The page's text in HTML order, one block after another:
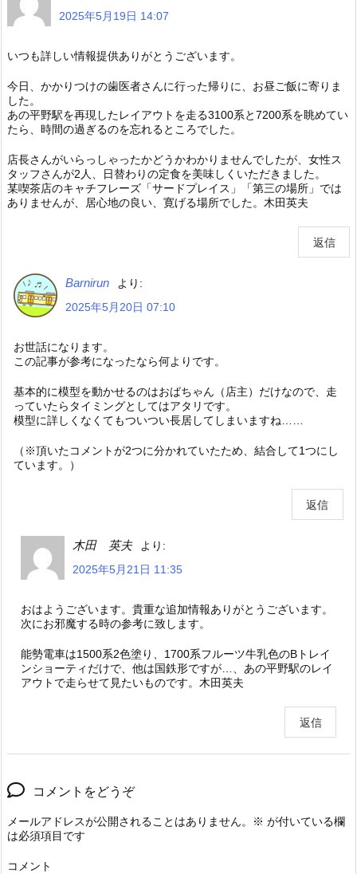
2025年5月19日 14:07
いつも詳しい情報提供ありがとうございます。
今日、かかりつけの歯医者さんに行った帰りに、お昼ご飯に寄りま
した。
あの平野駅を再現したレイアウトを走る3100系と7200系を眺めてい
たら、時間の過ぎるのを忘れるところでした。
店長さんがいらっしゃったかどうかわかりませんでしたが、女性ス
タッフさんが2人、日替わりの定食を美味しくいただきました。
某喫茶店のキャチフレーズ「サードプレイス」「第三の場所」では
ありませんが、居心地の良い、寛げる場所でした。木田英夫
返信
Barnirun
より:
2025年5月20日 07:10
お世話になります。
この記事が参考になったなら何よりです。
基本的に模型を動かせるのはおばちゃん（店主）だけなので、走
っていたらタイミングとしてはアタリです。
模型に詳しくなくてもついつい長居してしまいますね……
（※頂いたコメントが2つに分かれていたため、結合して1つにし
ています。）
返信
木田 英夫
より:
2025年5月21日 11:35
おはようございます。貴重な追加情報ありがとうございます。
次にお邪魔する時の参考に致します。
能勢電車は1500系2色塗り、1700系フルーツ牛乳色のBトレイ
ンショーティだけで、他は国鉄形ですが…、あの平野駅のレイ
アウトで走らせて見たいものです。木田英夫
返信
コメントをどうぞ
メールアドレスが公開されることはありません。 ※ が付いている欄
は必須項目です
コメント